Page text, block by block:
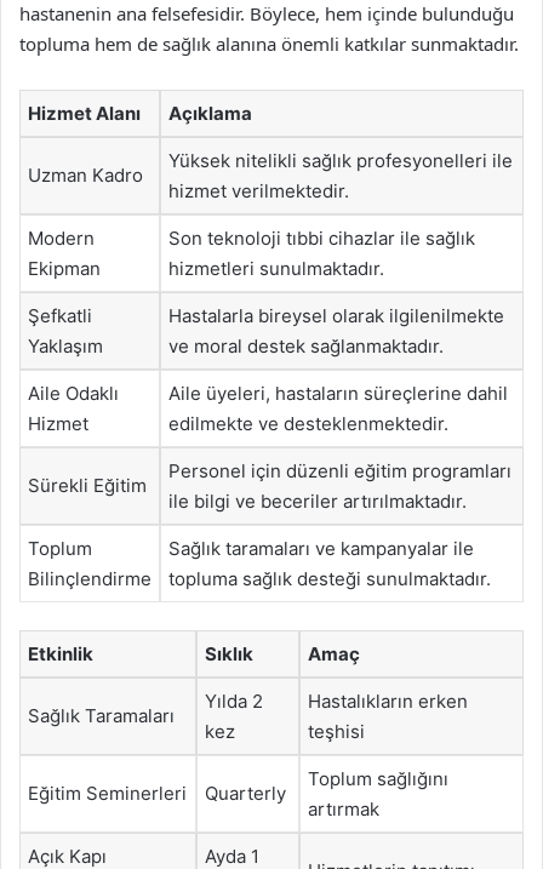
hastanenin ana felsefesidir. Böylece, hem içinde bulunduğu
topluma hem de sağlık alanına önemli katkılar sunmaktadır.
Hizmet Alanı Açıklama
Uzman Kadro
Yüksek nitelikli sağlık profesyonelleri ile
hizmet verilmektedir.
Modern
Ekipman
Son teknoloji tıbbi cihazlar ile sağlık
hizmetleri sunulmaktadır.
Şefkatli
Yaklaşım
Hastalarla bireysel olarak ilgilenilmekte
ve moral destek sağlanmaktadır.
Aile Odaklı
Hizmet
Aile üyeleri, hastaların süreçlerine dahil
edilmekte ve desteklenmektedir.
Sürekli Eğitim
Personel için düzenli eğitim programları
ile bilgi ve beceriler artırılmaktadır.
Toplum
Bilinçlendirme
Sağlık taramaları ve kampanyalar ile
topluma sağlık desteği sunulmaktadır.
Etkinlik Sıklık Amaç
Sağlık Taramaları
Yılda 2
kez
Hastalıkların erken
teşhisi
Eğitim Seminerleri Quarterly
Toplum sağlığını
artırmak
Açık Kapı
Ayda 1